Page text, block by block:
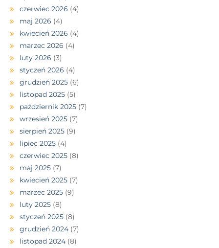
czerwiec 2026 (4)
maj 2026 (4)
kwiecień 2026 (4)
marzec 2026 (4)
luty 2026 (3)
styczeń 2026 (4)
grudzień 2025 (6)
listopad 2025 (5)
październik 2025 (7)
wrzesień 2025 (7)
sierpień 2025 (9)
lipiec 2025 (4)
czerwiec 2025 (8)
maj 2025 (7)
kwiecień 2025 (7)
marzec 2025 (9)
luty 2025 (8)
styczeń 2025 (8)
grudzień 2024 (7)
listopad 2024 (8)